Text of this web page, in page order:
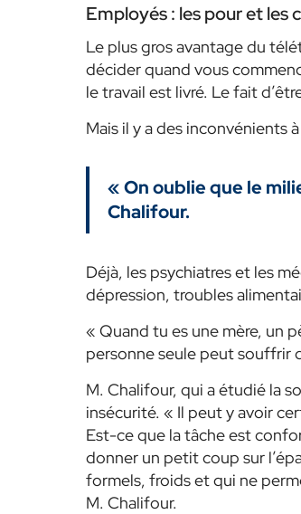
Employés : les pour et les
Le plus gros avantage du
décider quand vous
le travail est livré. Le fait
Mais il y a des inconvénients
« On oublie que le
Chalifour.
Déjà, les psychiatres et les
dépression, troubles
« Quand tu es une mère, un
personne seule peut souffrir
M. Chalifour, qui a étudié la
insécurité. « Il peut y avoir
Est-ce que la tâche est
donner un petit coup sur
formels, froids et qui ne
M. Chalifour.